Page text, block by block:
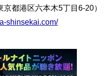
都港区六本木5丁目6-20）
shinsekai.com/